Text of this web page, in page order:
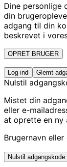
Dine personlige
din
adgang til din
beskrevet i
OPRET BRUGER
Log ind Glemt
Nulstil
Mistet din
eller e-
at oprette en ny
Brugernavn eller
Nulstil adgangskode